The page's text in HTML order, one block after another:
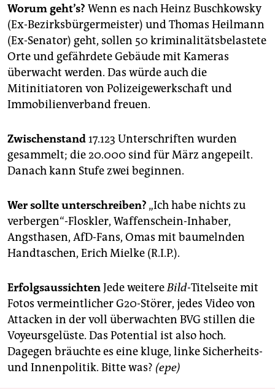
Worum geht’s? Wenn es nach Heinz Buschkowsky
(Ex-Bezirksbürgermeister) und Thomas Heilmann
(Ex-Senator) geht, sollen 50 kriminalitätsbelastete
Orte und gefährdete Gebäude mit Kameras
überwacht werden. Das würde auch die
Mitinitiatoren von Polizeigewerkschaft und
Immobilienverband freuen.
Zwischenstand17.123 Unterschriften wurden
gesammelt; die 20.000 sind für März angepeilt.
Danach kann Stufe zwei beginnen.
Wer sollte unterschreiben? „Ich habe nichts zu
verbergen“-Floskler, Waffenschein-Inhaber,
Angsthasen, AfD-Fans, Omas mit baumelnden
Handtaschen, Erich Mielke (R.I.P.).
ErfolgsaussichtenJede weitereBild-Titelseite mit
Fotos vermeintlicher G20-Störer, jedes Video von
Attacken in der voll überwachten BVG stillen die
Voyeursgelüste. Das Potential ist also hoch.
Dagegen bräuchte es eine kluge, linke Sicherheits-
und Innenpolitik. Bitte was? (epe)